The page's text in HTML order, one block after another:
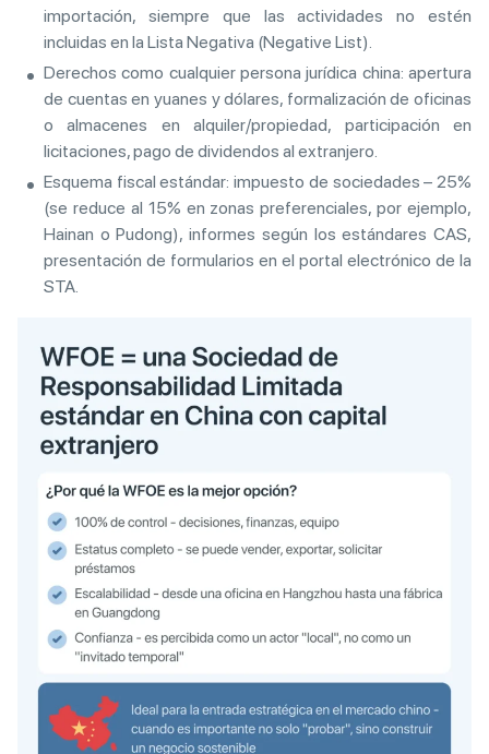
importación, siempre que las actividades no estén
incluidas en la Lista Negativa (Negative List).
Derechos como cualquier persona jurídica china: apertura
de cuentas en yuanes y dólares, formalización de oficinas
o almacenes en alquiler/propiedad, participación en
licitaciones, pago de dividendos al extranjero.
Esquema fiscal estándar: impuesto de sociedades – 25%
(se reduce al 15% en zonas preferenciales, por ejemplo,
Hainan o Pudong), informes según los estándares CAS,
presentación de formularios en el portal electrónico de la
STA.